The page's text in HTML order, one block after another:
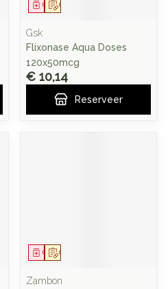
Op voorschrift
Geneesmiddel
Gsk
Flixonase Aqua Doses
120x50mcg
€ 10,14
Reserveer
Op voorschrift
Geneesmiddel
Zambon